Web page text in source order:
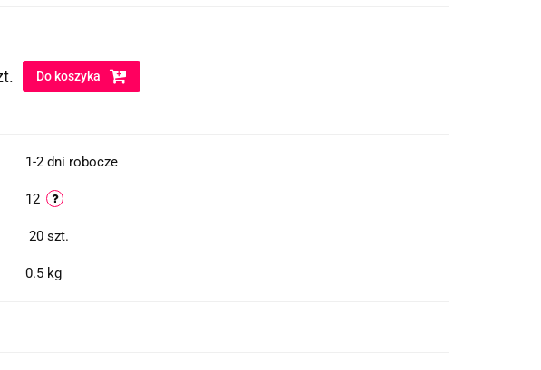
Do koszyka
1-2 dni robocze
12
20 szt.
0.5 kg